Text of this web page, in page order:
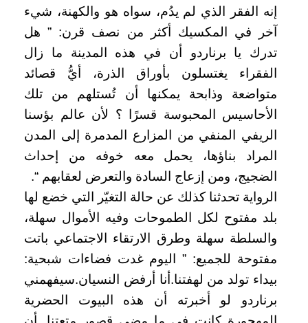
إنه الفقر الذي لم يدُم، سواه هو والكهنة، شيء
آخر في المكسيك أكثر من نصف قرن: ” هل
تدرك يا برناردو أن في هذه المدينة ما زال
الفقراء يغتسلون بأوراق الذرة، أيُّ قصائد
متواضعة وذابحة يمكنها أن تُستلهم من تلك
الأحاسيس المحبوسة قسرًا ؟ لأن عالم بؤسنا
الريفي المنفي من المزارع المدمرة إلى المدن
المراد بناؤها، يحمل معه خوفه من إحداث
الضجيج، ومن إزعاج السادة والتعرض لعقابهم “.
الرواية تحدثنا كذلك عن حالة التغيّر التي خضع لها
بلد مفتوح لكل الطموحات وفيه الأموال سهلة،
والسلطة سهلة وطرق الارتقاء الاجتماعي باتت
مفتوحة للجميع: ” اليوم غدت فضاءات شبحية:
بيداء تولد من لهفتنا.أنا أرفض النسيان.سيفهمني
برناردو لو أخبرته أن هذه البيوت الحضرية